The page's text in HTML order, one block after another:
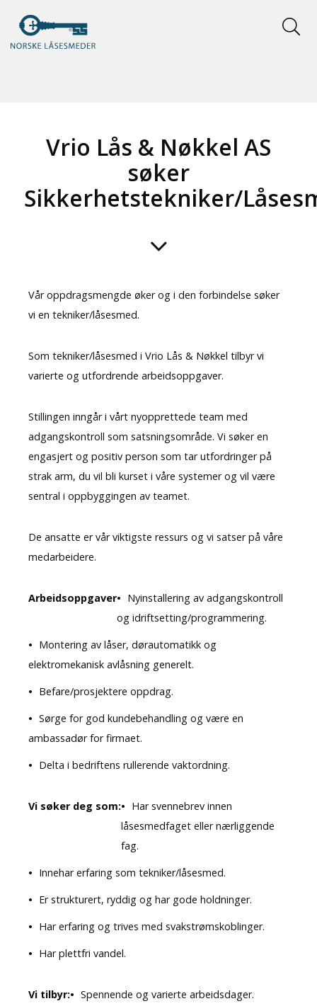
Vrio Lås & Nøkkel AS
søker
Sikkerhetstekniker/
Vår oppdragsmengde øker og i den forbindelse søker
vi en tekniker/låsesmed.
Som tekniker/låsesmed i Vrio Lås & Nøkkel tilbyr vi
varierte og utfordrende arbeidsoppgaver.
Stillingen inngår i vårt nyopprettede team med
adgangskontroll som satsningsområde. Vi søker en
engasjert og positiv person som tar utfordringer på
strak arm, du vil bli kurset i våre systemer og vil være
sentral i oppbyggingen av teamet.
De ansatte er vår viktigste ressurs og vi satser på våre
medarbeidere.
Arbeidsoppgaver
Nyinstallering av adgangskontroll
og idriftsetting/programmering.
Montering av låser, dørautomatikk og
elektromekanisk avlåsning generelt.
Befare/prosjektere oppdrag.
Sørge for god kundebehandling og være en
ambassadør for firmaet.
Delta i bedriftens rullerende vaktordning.
Vi søker deg som:
Har svennebrev innen
låsesmedfaget eller nærliggende
fag.
Innehar erfaring som tekniker/låsesmed.
Er strukturert, ryddig og har gode holdninger.
Har erfaring og trives med svakstrømskoblinger.
Har plettfri vandel.
Vi tilbyr:
Spennende og varierte arbeidsdager.